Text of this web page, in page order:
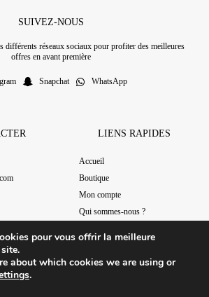
SUIVEZ-NOUS
différents réseaux sociaux pour profiter des meilleures
offres en avant première
Snapchat WhatsApp
LIENS RAPIDES
Accueil
Boutique
Mon compte
Qui sommes-nous ?
pour vous offrir la meilleure
about which cookies we are using or
.